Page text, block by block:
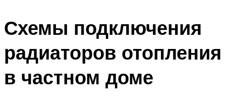
Схемы подключения
радиаторов отопления
в частном доме